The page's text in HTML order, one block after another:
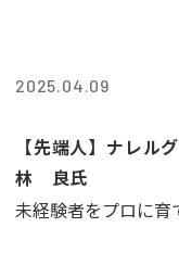
2025.04.09
【先端人】ナレ
林 良氏
未経験者をプロに育